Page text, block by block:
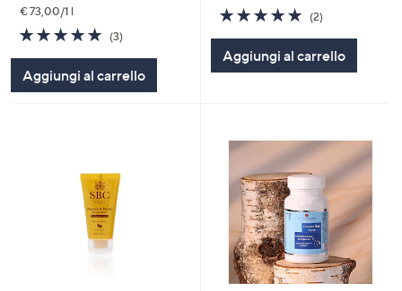
€ 73,00/1 l
4.7
of
Stars
(3)3
Aggiungi al carrello
5.0
of
Stars
(2)2
Aggiungi al carrello